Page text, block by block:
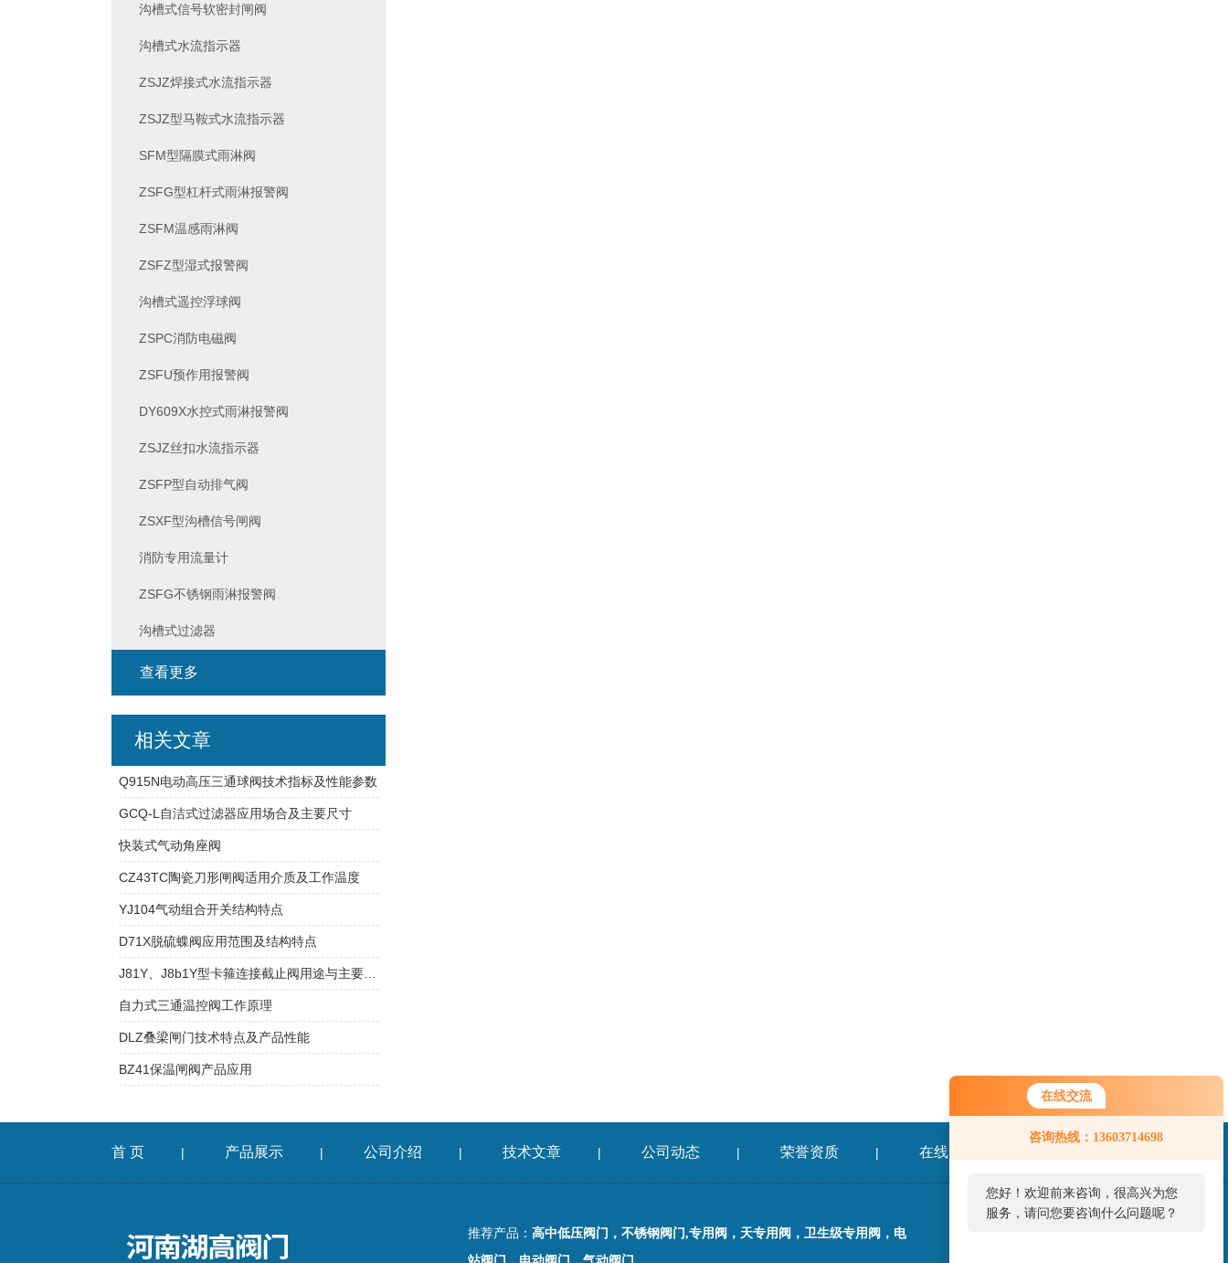
在线交流
咨询热线：13603714698
您好！欢迎前来咨询，很高兴为您
服务，请问您要咨询什么问题呢？
沟槽式信号软密封闸阀
沟槽式水流指示器
ZSJZ焊接式水流指示器
ZSJZ型马鞍式水流指示器
SFM型隔膜式雨淋阀
ZSFG型杠杆式雨淋报警阀
ZSFM温感雨淋阀
ZSFZ型湿式报警阀
沟槽式遥控浮球阀
ZSPC消防电磁阀
ZSFU预作用报警阀
DY609X水控式雨淋报警阀
ZSJZ丝扣水流指示器
ZSFP型自动排气阀
ZSXF型沟槽信号闸阀
消防专用流量计
ZSFG不锈钢雨淋报警阀
沟槽式过滤器
查看更多
相关文章
Q915N电动高压三通球阀技术指标及性能参数
GCQ-L自洁式过滤器应用场合及主要尺寸
快装式气动角座阀
CZ43TC陶瓷刀形闸阀适用介质及工作温度
YJ104气动组合开关结构特点
D71X脱硫蝶阀应用范围及结构特点
J81Y、J8b1Y型卡箍连接截止阀用途与主要尺寸
自力式三通温控阀工作原理
DLZ叠梁闸门技术特点及产品性能
BZ41保温闸阀产品应用
首 页 | 产品展示 | 公司介绍 | 技术文章 | 公司动态 | 荣誉资质 | 在线留言
推荐产品： 高中低压阀门，不锈钢阀门,专用阀，天专用阀，卫生级专用阀，电